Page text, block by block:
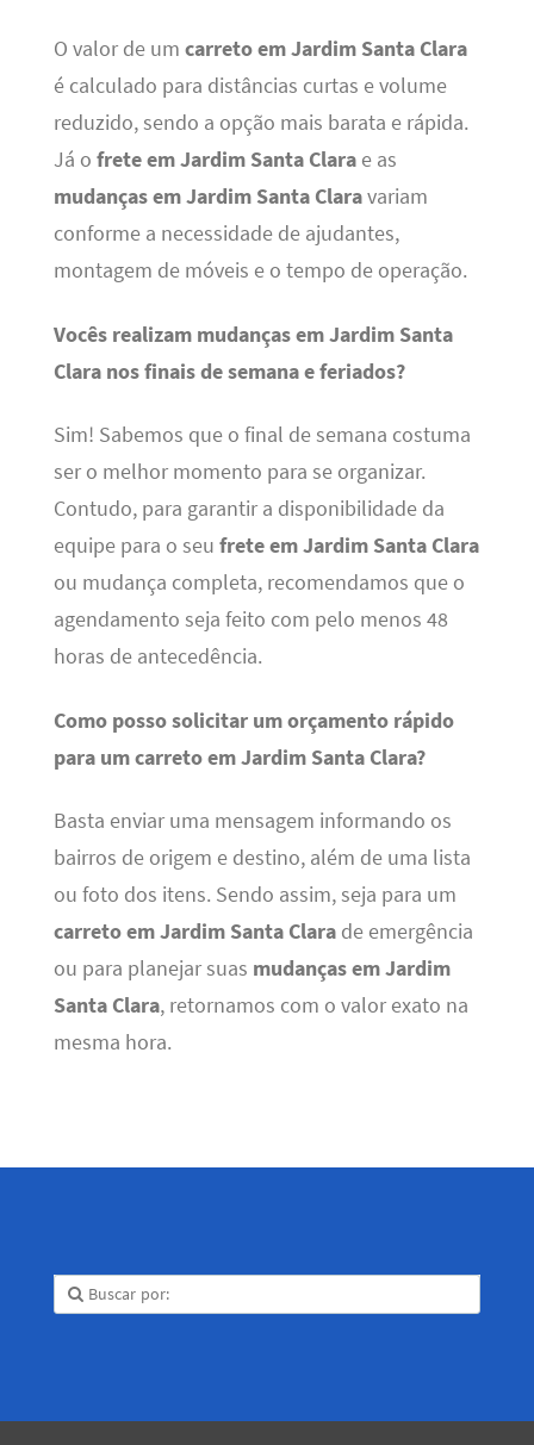
O valor de um carreto em Jardim Santa Clara
é calculado para distâncias curtas e volume
reduzido, sendo a opção mais barata e rápida.
Já o frete em Jardim Santa Clarae as
mudanças em Jardim Santa Claravariam
conforme a necessidade de ajudantes,
montagem de móveis e o tempo de operação.
Vocês realizam mudanças em Jardim Santa
Clara nos finais de semana e feriados?
Sim! Sabemos que o final de semana costuma
ser o melhor momento para se organizar.
Contudo, para garantir a disponibilidade da
equipe para o seu frete em Jardim Santa Clara
ou mudança completa, recomendamos que o
agendamento seja feito com pelo menos 48
horas de antecedência.
Como posso solicitar um orçamento rápido
para um carreto em Jardim Santa Clara?
Basta enviar uma mensagem informando os
bairros de origem e destino, além de uma lista
ou foto dos itens. Sendo assim, seja para um
carreto em Jardim Santa Clarade emergência
ou para planejar suas mudanças em Jardim
Santa Clara, retornamos com o valor exato na
mesma hora.